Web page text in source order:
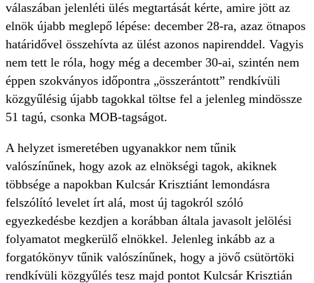
válaszában jelenléti ülés megtartását kérte, amire jött az
elnök újabb meglepő lépése: december 28-ra, azaz ötnapos
határidővel összehívta az ülést azonos napirenddel. Vagyis
nem tett le róla, hogy még a december 30-ai, szintén nem
éppen szokványos időpontra „összerántott” rendkívüli
közgyűlésig újabb tagokkal töltse fel a jelenleg mindössze
51 tagú, csonka MOB-tagságot.
A helyzet ismeretében ugyanakkor nem tűnik
valószínűnek, hogy azok az elnökségi tagok, akiknek
többsége a napokban Kulcsár Krisztiánt lemondásra
felszólító levelet írt alá, most új tagokról szóló
egyezkedésbe kezdjen a korábban általa javasolt jelölési
folyamatot megkerülő elnökkel. Jelenleg inkább az a
forgatókönyv tűnik valószínűnek, hogy a jövő csütörtöki
rendkívüli közgyűlés tesz majd pontot Kulcsár Krisztián